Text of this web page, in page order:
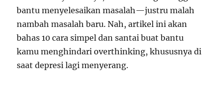
bantu menyelesaikan masalah—justru malah
nambah masalah baru. Nah, artikel ini akan
bahas 10 cara simpel dan santai buat bantu
kamu menghindari overthinking, khususnya di
saat depresi lagi menyerang.